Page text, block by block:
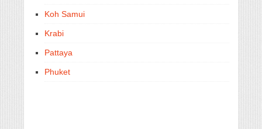
Koh Samui
Krabi
Pattaya
Phuket